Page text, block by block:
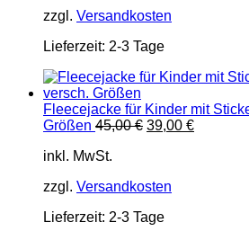
zzgl. Versandkosten
Lieferzeit: 2-3 Tage
Fleecejacke für Kinder mit
Größen 45,00€ Ursprünglicher
39,00 €Aktueller
inkl. MwSt.
zzgl. Versandkosten
Lieferzeit: 2-3 Tage